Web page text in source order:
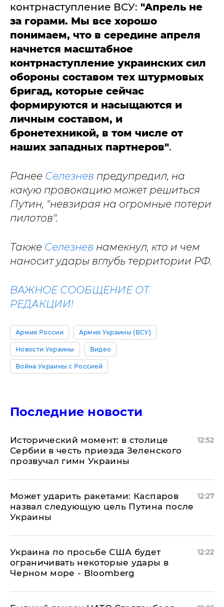
контрнаступление ВСУ: "Апрель не
за горами. Мы все хорошо
понимаем, что в середине апреля
начнется масштабное
контрнаступление украинских сил
обороны составом тех штурмовых
бригад, которые сейчас
формируются и насыщаются и
личным составом, и
бронетехникой, в том числе от
наших западных партнеров".
Ранее Селезнев предупредил, на
какую провокацию может решиться
Путин, "невзирая на огромные потери
пилотов".
Также Селезнев намекнул, кто и чем
наносит удары вглубь территории РФ.
ВАЖНОЕ СООБЩЕНИЕ ОТ
РЕДАКЦИИ!
Армия России Армия Украины (ВСУ)
Новости Украины Видео
Война Украины с Россией
Последние новости
Исторический момент: в столице
Сербии в честь приезда Зеленского
прозвучал гимн Украины
12:52
Может ударить ракетами: Каспаров
назвал следующую цель Путина после
Украины
12:27
Украина по просьбе США будет
ограничивать некоторые удары в
Черном море - Bloomberg
12:22